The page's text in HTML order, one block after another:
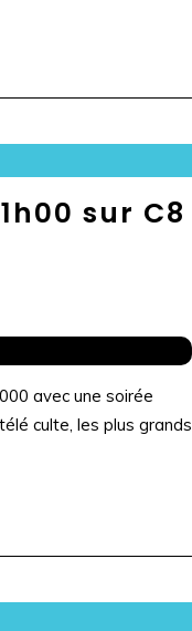
sur C8
avec une soirée
culte, les plus grands